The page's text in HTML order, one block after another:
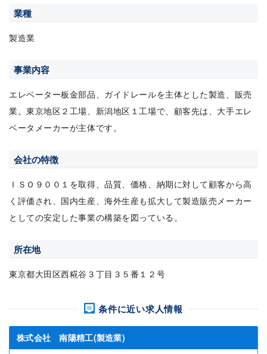
業種
製造業
事業内容
エレベーター板金部品、ガイドレールを主体とした製造、販売
業。東京地区２工場、新潟地区１工場で、顧客先は、大手エレ
ベータメーカーが主体です。
会社の特徴
ＩＳＯ９００１を取得、品質、価格、納期に対して顧客から高
く評価され、国内生産、海外生産も拡大して製造販売メーカー
としての安定した事業の構築を図っている。
所在地
東京都大田区西糀谷３丁目３５番１２号
条件に近い求人情報
株式会社 南陽精工(製造業)